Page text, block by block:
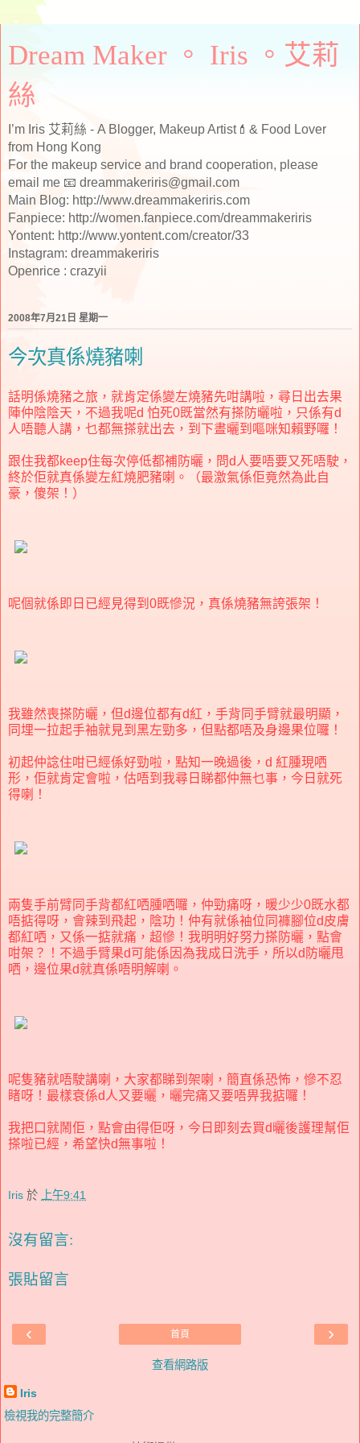
Dream Maker 。 Iris 。艾莉
絲
I’m Iris 艾莉絲 - A Blogger, Makeup Artist💄& Food Lover
from Hong Kong
For the makeup service and brand cooperation, please
email me 📧 dreammakeriris@gmail.com
Main Blog: http://www.dreammakeriris.com
Fanpiece: http://women.fanpiece.com/dreammakeriris
Yontent: http://www.yontent.com/creator/33
Instagram: dreammakeriris
Openrice : crazyii
2008年7月21日 星期一
今次真係燒豬喇
話明係燒豬之旅，就肯定係變左燒豬先咁講啦，尋日出去果
陣仲陰陰天，不過我呢d 怕死0既當然有搽防曬啦，只係有d
人唔聽人講，乜都無搽就出去，到下晝曬到嘔咪知賴野囉！
跟住我都keep住每次停低都補防曬，問d人要唔要又死唔駛，
終於佢就真係變左紅燒肥豬喇。（最激氣係佢竟然為此自
豪，傻架！）
呢個就係即日已經見得到0既慘況，真係燒豬無誇張架！
我雖然喪搽防曬，但d邊位都有d紅，手背同手臂就最明顯，
同埋一拉起手袖就見到黑左勁多，但點都唔及身邊果位囉！
初起仲諗住咁已經係好勁啦，點知一晚過後，d 紅腫現哂
形，佢就肯定會啦，估唔到我尋日睇都仲無乜事，今日就死
得喇！
兩隻手前臂同手背都紅哂腫哂囉，仲勁痛呀，暖少少0既水都
唔掂得呀，會辣到飛起，陰功！仲有就係袖位同褲腳位d皮膚
都紅哂，又係一掂就痛，超慘！我明明好努力搽防曬，點會
咁架？！不過手臂果d可能係因為我成日洗手，所以d防曬甩
哂，邊位果d就真係唔明解喇。
呢隻豬就唔駛講喇，大家都睇到架喇，簡直係恐怖，慘不忍
睹呀！最樣衰係d人又要曬，曬完痛又要唔畀我掂囉！
我把口就鬧佢，點會由得佢呀，今日即刻去買d曬後護理幫佢
搽啦已經，希望快d無事啦！
Iris 於 上午9:41
沒有留言:
張貼留言
‹ ›
首頁
查看網路版
Iris
檢視我的完整簡介